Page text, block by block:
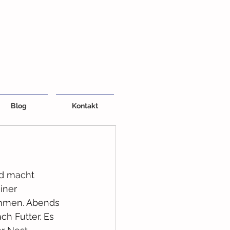
Blog Kontakt
macht
Abends
Futter. Es